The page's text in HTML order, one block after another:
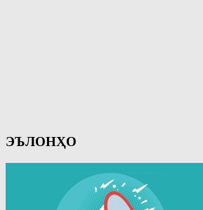
ЭЪЛОНҲО